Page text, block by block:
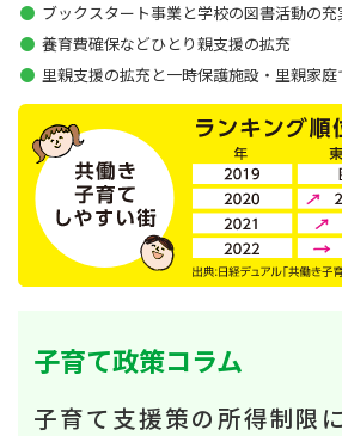
ブックスタート事業と学校の図書活動の充
養育費確保などひとり親支援の拡充
里親支援の拡充と一時保護施設・里親家
子育て政策コラム
子育て支援策の所得制限